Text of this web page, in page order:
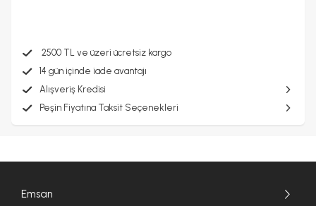
2500 TL ve üzeri ücretsiz kargo
14 gün içinde iade avantajı
Alışveriş Kredisi
Peşin Fiyatına Taksit Seçenekleri
Emsan